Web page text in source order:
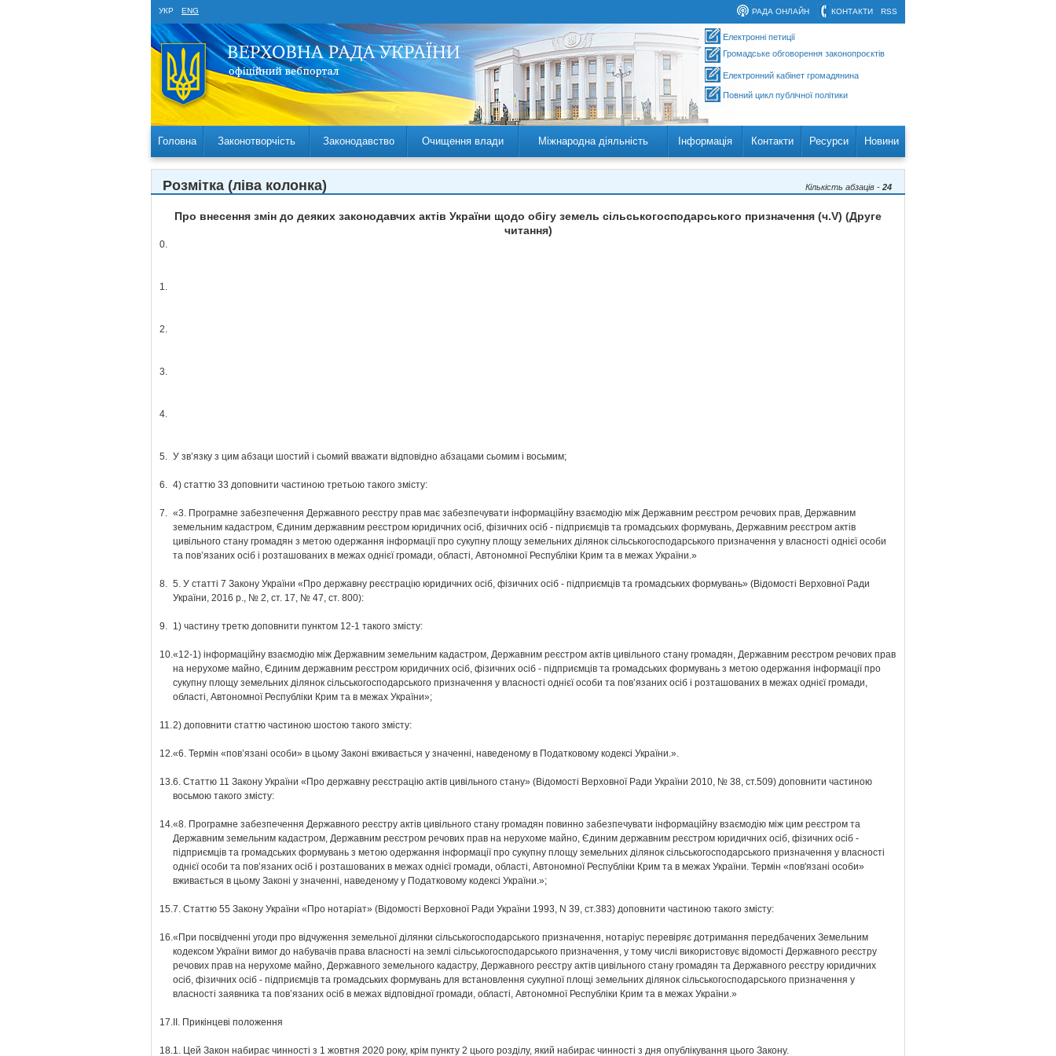
УКР ENG RSS
КОНТАКТИ
РАДА ОНЛАЙН
Електронні петиції
Громадське обговорення законопроєктів
Електронний кабінет громадянина
Повний цикл публічної політики
Головна Законотворчість Законодавство Очищення влади Міжнародна діяльність Інформація Контакти Ресурси Новини
Кількість абзаців - 24
Розмітка (ліва колонка)
Про внесення змін до деяких законодавчих актів України щодо обігу земель сільськогосподарського призначення (ч.V) (Друге
читання)
0.
1.
2.
3.
4.
5. У зв’язку з цим абзаци шостий і сьомий вважати відповідно абзацами сьомим і восьмим;
6. 4) статтю 33 доповнити частиною третьою такого змісту:
7. «3. Програмне забезпечення Державного реєстру прав має забезпечувати інформаційну взаємодію між Державним реєстром речових прав, Державним
земельним кадастром, Єдиним державним реєстром юридичних осіб, фізичних осіб - підприємців та громадських формувань, Державним реєстром актів
цивільного стану громадян з метою одержання інформації про сукупну площу земельних ділянок сільськогосподарського призначення у власності однієї особи
та пов’язаних осіб і розташованих в межах однієї громади, області, Автономної Республіки Крим та в межах України.»
8. 5. У статті 7 Закону України «Про державну реєстрацію юридичних осіб, фізичних осіб - підприємців та громадських формувань» (Відомості Верховної Ради
України, 2016 р., № 2, ст. 17, № 47, ст. 800):
9. 1) частину третю доповнити пунктом 12-1 такого змісту:
10.«12-1) інформаційну взаємодію між Державним земельним кадастром, Державним реєстром актів цивільного стану громадян, Державним реєстром речових прав
на нерухоме майно, Єдиним державним реєстром юридичних осіб, фізичних осіб - підприємців та громадських формувань з метою одержання інформації про
сукупну площу земельних ділянок сільськогосподарського призначення у власності однієї особи та пов’язаних осіб і розташованих в межах однієї громади,
області, Автономної Республіки Крим та в межах України»;
11.2) доповнити статтю частиною шостою такого змісту:
12.«6. Термін «пов’язані особи» в цьому Законі вживається у значенні, наведеному в Податковому кодексі України.».
13.6. Статтю 11 Закону України «Про державну реєстрацію актів цивільного стану» (Відомості Верховної Ради України 2010, № 38, ст.509) доповнити частиною
восьмою такого змісту:
14.«8. Програмне забезпечення Державного реєстру актів цивільного стану громадян повинно забезпечувати інформаційну взаємодію між цим реєстром та
Державним земельним кадастром, Державним реєстром речових прав на нерухоме майно, Єдиним державним реєстром юридичних осіб, фізичних осіб -
підприємців та громадських формувань з метою одержання інформації про сукупну площу земельних ділянок сільськогосподарського призначення у власності
однієї особи та пов’язаних осіб і розташованих в межах однієї громади, області, Автономної Республіки Крим та в межах України. Термін «пов'язані особи»
вживається в цьому Законі у значенні, наведеному у Податковому кодексі України.»;
15.7. Статтю 55 Закону України «Про нотаріат» (Відомості Верховної Ради України 1993, N 39, ст.383) доповнити частиною такого змісту:
16.«При посвідченні угоди про відчуження земельної ділянки сільськогосподарського призначення, нотаріус перевіряє дотримання передбачених Земельним
кодексом України вимог до набувачів права власності на землі сільськогосподарського призначення, у тому числі використовує відомості Державного реєстру
речових прав на нерухоме майно, Державного земельного кадастру, Державного реєстру актів цивільного стану громадян та Державного реєстру юридичних
осіб, фізичних осіб - підприємців та громадських формувань для встановлення сукупної площі земельних ділянок сільськогосподарського призначення у
власності заявника та пов’язаних осіб в межах відповідної громади, області, Автономної Республіки Крим та в межах України.»
17. ІІ. Прикінцеві положення
18.1. Цей Закон набирає чинності з 1 жовтня 2020 року, крім пункту 2 цього розділу, який набирає чинності з дня опублікування цього Закону.